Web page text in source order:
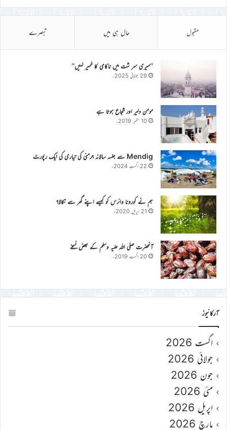
مقبول حال ہی میں تبصرے
’’میری سر شت میں ناکامی کا خمیر نہیں‘‘
29 جولائی 2025ء
مومن دلیر اور شجاع ہوتا ہے
10 ستمبر 2019ء
Mendig سے جلسہ سالانہ جرمنی کی تیاری کی ایک رپورٹ
22 اگست 2024ء
ہم نے کورونا وائرس کو کیسے اپنے گھر سے نکالا؟
21 اپریل 2020ء
آنحضرت صلی اللہ علیہ وسلم کے بعض نسخے
20 اگست 2019ء
آرکائیوز
اگست 2026
جولائی 2026
جون 2026
مئی 2026
اپریل 2026
مارچ 2026